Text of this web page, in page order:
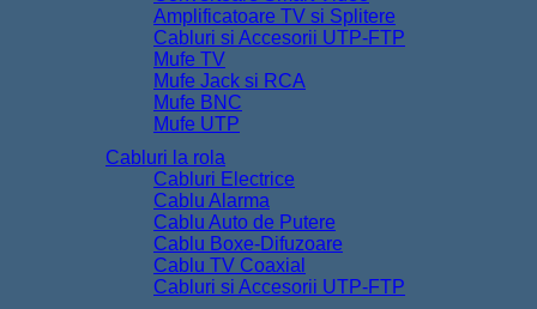
Amplificatoare TV si Splitere
Cabluri si Accesorii UTP-FTP
Mufe TV
Mufe Jack si RCA
Mufe BNC
Mufe UTP
Cabluri la rola
Cabluri Electrice
Cablu Alarma
Cablu Auto de Putere
Cablu Boxe-Difuzoare
Cablu TV Coaxial
Cabluri si Accesorii UTP-FTP